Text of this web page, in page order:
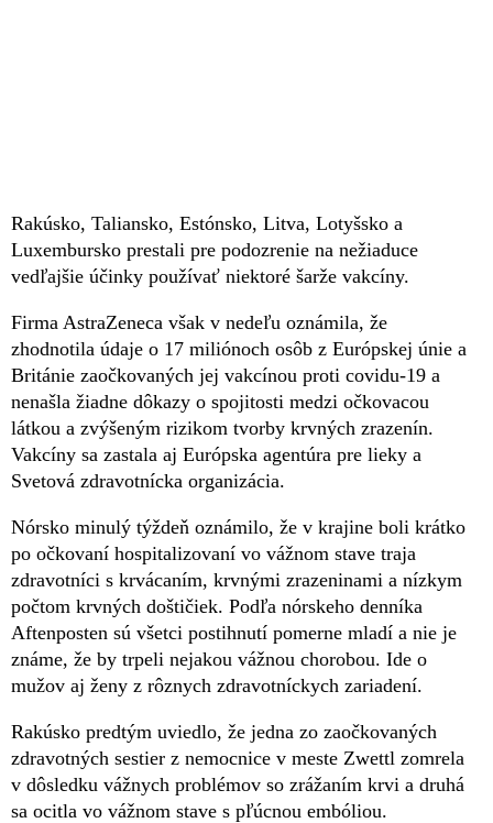
Rakúsko, Taliansko, Estónsko, Litva, Lotyšsko a
Luxembursko prestali pre podozrenie na nežiaduce
vedľajšie účinky používať niektoré šarže vakcíny.
Firma AstraZeneca však v nedeľu oznámila, že
zhodnotila údaje o 17 miliónoch osôb z Európskej únie a
Británie zaočkovaných jej vakcínou proti covidu-19 a
nenašla žiadne dôkazy o spojitosti medzi očkovacou
látkou a zvýšeným rizikom tvorby krvných zrazenín.
Vakcíny sa zastala aj Európska agentúra pre lieky a
Svetová zdravotnícka organizácia.
Nórsko minulý týždeň oznámilo, že v krajine boli krátko
po očkovaní hospitalizovaní vo vážnom stave traja
zdravotníci s krvácaním, krvnými zrazeninami a nízkym
počtom krvných doštičiek. Podľa nórskeho denníka
Aftenposten sú všetci postihnutí pomerne mladí a nie je
známe, že by trpeli nejakou vážnou chorobou. Ide o
mužov aj ženy z rôznych zdravotníckych zariadení.
Rakúsko predtým uviedlo, že jedna zo zaočkovaných
zdravotných sestier z nemocnice v meste Zwettl zomrela
v dôsledku vážnych problémov so zrážaním krvi a druhá
sa ocitla vo vážnom stave s pľúcnou embóliou.